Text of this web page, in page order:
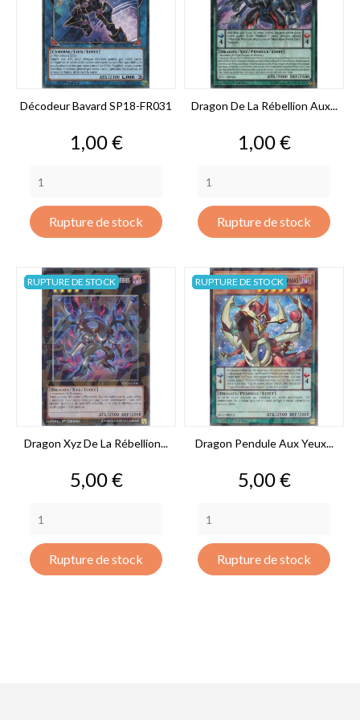
Décodeur Bavard SP18-FR031
Prix
1,00 €
Rupture de stock
Dragon De La Rébellion Aux...
Prix
1,00 €
Rupture de stock
Dragon Xyz De La Rébellion...
Prix
5,00 €
Rupture de stock
RUPTURE DE STOCK
Dragon Pendule Aux Yeux...
Prix
5,00 €
Rupture de stock
RUPTURE DE STOCK